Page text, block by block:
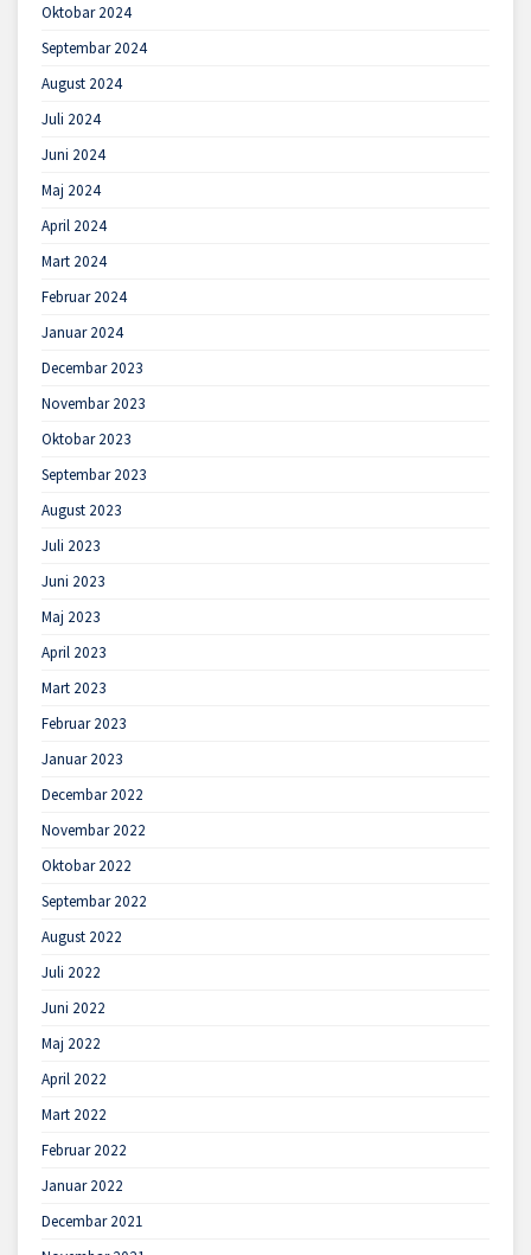
Oktobar 2024
Septembar 2024
August 2024
Juli 2024
Juni 2024
Maj 2024
April 2024
Mart 2024
Februar 2024
Januar 2024
Decembar 2023
Novembar 2023
Oktobar 2023
Septembar 2023
August 2023
Juli 2023
Juni 2023
Maj 2023
April 2023
Mart 2023
Februar 2023
Januar 2023
Decembar 2022
Novembar 2022
Oktobar 2022
Septembar 2022
August 2022
Juli 2022
Juni 2022
Maj 2022
April 2022
Mart 2022
Februar 2022
Januar 2022
Decembar 2021